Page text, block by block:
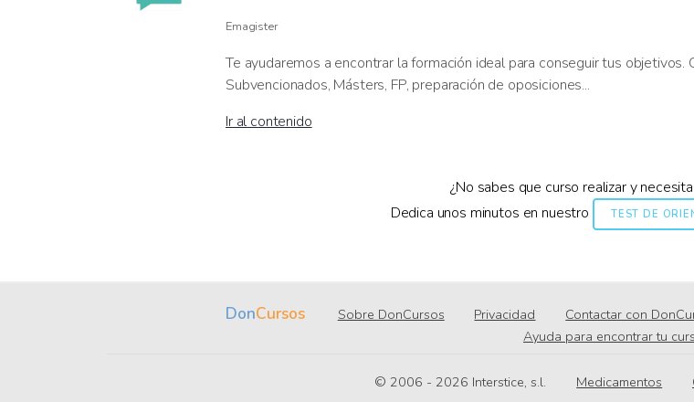
Emagister
Te ayudaremos a encontrar la formación ideal para conseguir tus objetivos.
Subvencionados, Másters, FP, preparación de oposiciones...
Ir al contenido
¿No sabes que curso realizar y
Dedica unos minutos en nuestro
TEST DE
DonCursos Sobre DonCursos Privacidad Contactar con
Ayuda para encontrar tu
© 2006 - 2026 .l.s ,ecitsretnI Medicamentos